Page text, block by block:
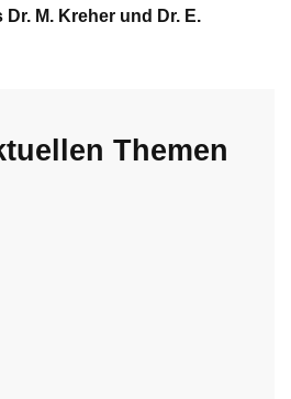
M. Kreher und Dr. E.
Themen